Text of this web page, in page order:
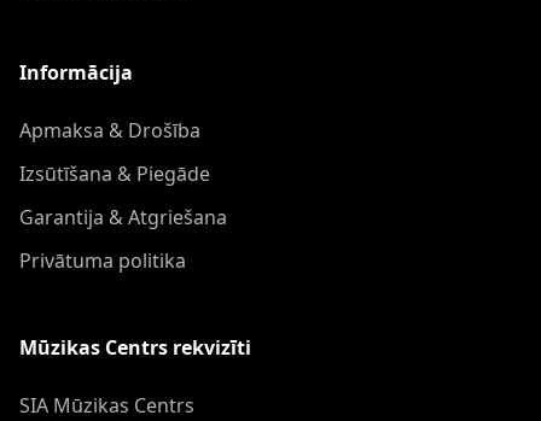
Informācija
Apmaksa & Drošība
Izsūtīšana & Piegāde
Garantija & Atgriešana
Privātuma politika
Mūzikas Centrs rekvizīti
SIA Mūzikas Centrs